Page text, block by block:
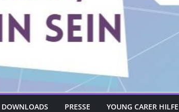
DOWNLOADS PRESSE YOUNG CARER HILFE